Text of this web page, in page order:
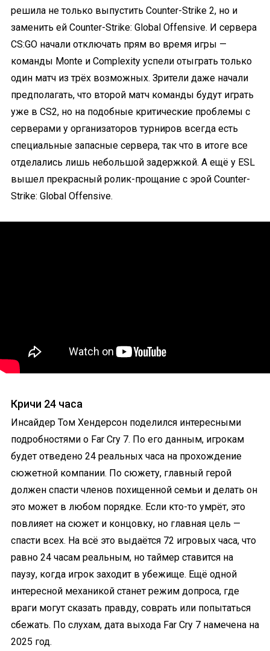
решила не только выпустить Counter-Strike 2, но и
заменить ей Counter-Strike: Global Offensive. И сервера
CS:GO начали отключать прям во время игры —
команды Monte и Complexity успели отыграть только
один матч из трёх возможных. Зрители даже начали
предполагать, что второй матч команды будут играть
уже в CS2, но на подобные критические проблемы с
серверами у организаторов турниров всегда есть
специальные запасные сервера, так что в итоге все
отделались лишь небольшой задержкой. А ещё у ESL
вышел прекрасный ролик-прощание с эрой Counter-
Strike: Global Offensive.
Кричи 24 часа
Инсайдер Том Хендерсон поделился интересными
подробностями о Far Cry 7. По его данным, игрокам
будет отведено 24 реальных часа на прохождение
сюжетной компании. По сюжету, главный герой
должен спасти членов похищенной семьи и делать он
это может в любом порядке. Если кто-то умрёт, это
повлияет на сюжет и концовку, но главная цель —
спасти всех. На всё это выдаётся 72 игровых часа, что
равно 24 часам реальным, но таймер ставится на
паузу, когда игрок заходит в убежище. Ещё одной
интересной механикой станет режим допроса, где
враги могут сказать правду, соврать или попытаться
сбежать. По слухам, дата выхода Far Cry 7 намечена на
2025 год.